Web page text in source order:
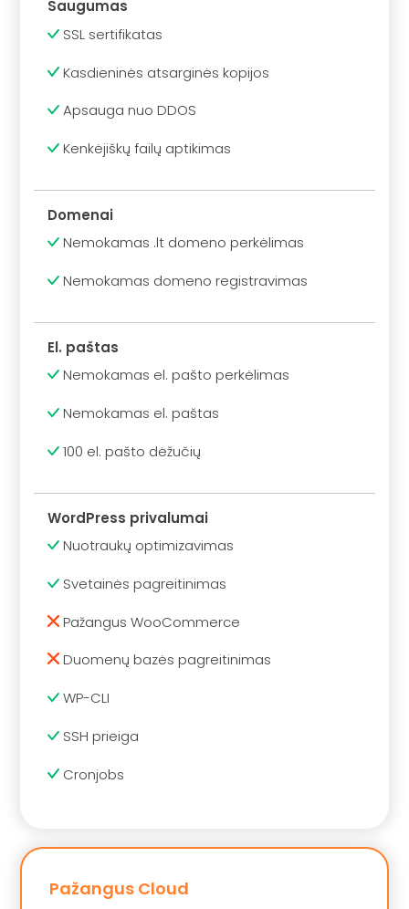
Saugumas
SSL sertifikatas
Kasdieninės atsarginės kopijos
Apsauga nuo DDOS
Kenkėjiškų failų aptikimas
Domenai
Nemokamas .lt domeno perkėlimas
Nemokamas domeno registravimas
El. paštas
Nemokamas el. pašto perkėlimas
Nemokamas el. paštas
100 el. pašto dėžučių
WordPress privalumai
Nuotraukų optimizavimas
Svetainės pagreitinimas
Pažangus WooCommerce
Duomenų bazės pagreitinimas
WP-CLI
SSH prieiga
Cronjobs
Pažangus Cloud